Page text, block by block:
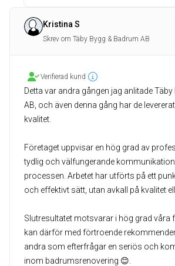
Kristina S
Skrev om Täby Bygg & Badrum AB
Verifierad kund
Detta var andra gången jag anlitade
AB, och även denna gång har de
kvalitet.
Företaget uppvisar en hög grad av
tydlig och välfungerande
processen. Arbetet har utförts på ett
och effektivt sätt, utan avkall på kvalitet
Slutresultatet motsvarar i hög grad våra
kan därför med förtroende
andra som efterfrågar en seriös och
inom badrumsrenovering 😊.